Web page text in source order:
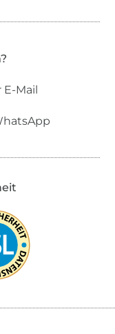
Mail